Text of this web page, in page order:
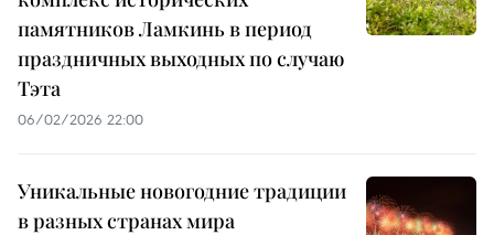
памятников Ламкинь в период
праздничных выходных по случаю
Тэта
06/02/2026 22:00
Уникальные новогодние традиции
в разных странах мира